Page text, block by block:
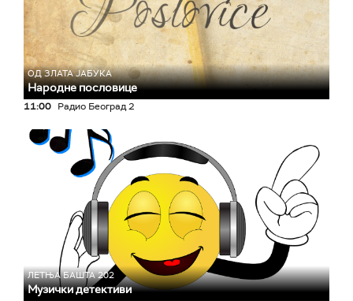
ОД ЗЛАТА ЈАБУКА
Народне пословице
11:00 Радио Београд 2
ЛЕТЊА БАШТА 202
Музички детективи